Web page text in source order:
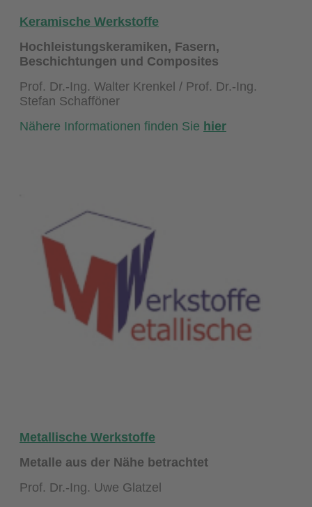
Keramische Werkstoffe
Hochleistungskeramiken, Fasern,
Beschichtungen und Composites
Prof. Dr.-Ing. Walter Krenkel / Prof. Dr.-Ing.
Stefan Schafföner
Nähere Informationen finden Sie hier
Metallische Werkstoffe
Metalle aus der Nähe betrachtet
Prof. Dr.-Ing. Uwe Glatzel